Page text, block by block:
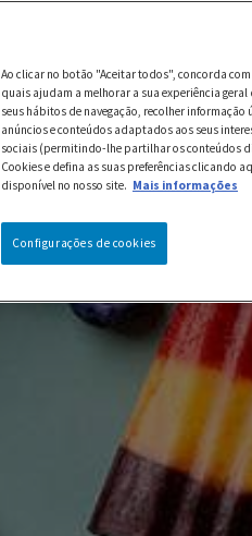
Ao clicar no botão "Aceitar todos", concorda
quais ajudam a melhorar a sua experiência
seus hábitos de navegação, recolher
anúncios e conteúdos adaptados aos seus
sociais (permitindo-lhe partilhar os conteúdos
Cookies e defina as suas preferências clicando
disponível no nosso site. Mais informações
Configurações de cookies